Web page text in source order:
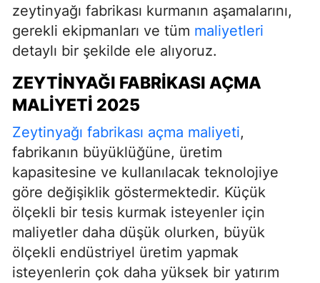
zeytinyağı fabrikası kurmanın aşamalarını,
gerekli ekipmanları ve tüm maliyetleri
detaylı bir şekilde ele alıyoruz.
ZEYTINYAĞI FABRIKASI AÇMA
MALIYETI 2025
Zeytinyağı fabrikası açma maliyeti,
fabrikanın büyüklüğüne, üretim
kapasitesine ve kullanılacak teknolojiye
göre değişiklik göstermektedir. Küçük
ölçekli bir tesis kurmak isteyenler için
maliyetler daha düşük olurken, büyük
ölçekli endüstriyel üretim yapmak
isteyenlerin çok daha yüksek bir yatırım